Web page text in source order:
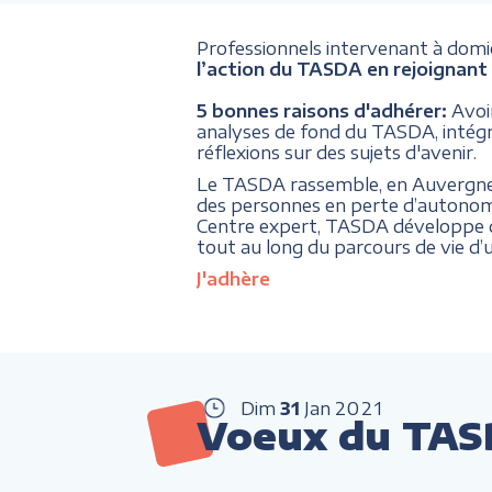
Professionnels intervenant à
l’action du TASDA en
5 bonnes raisons d'adhérer:
analyses de fond du TASDA,
réflexions sur des sujets d'avenir.
Le TASDA rassemble, en
des personnes en perte
Centre expert, TASDA développe
tout au long du parcours de vie
J'adhère
Dim 31 Jan 2021
Voeux du